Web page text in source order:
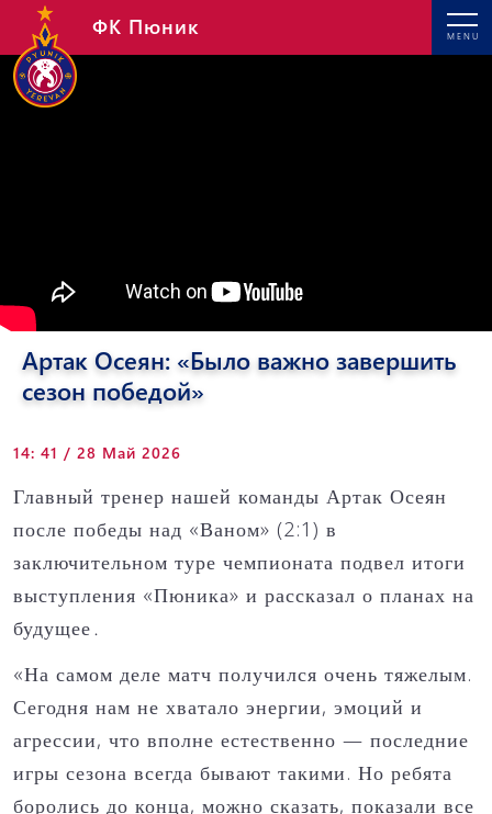
MENU
ФК Пюник
Артак Осеян: «Было важно завершить
сезон победой»
14: 41 / 28 Май 2026
Главный тренер нашей команды Артак Осеян
после победы над «Ваном» (2:1) в
заключительном туре чемпионата подвел итоги
выступления «Пюника» и рассказал о планах на
будущее․
«На самом деле матч получился очень тяжелым.
Сегодня нам не хватало энергии, эмоций и
агрессии, что вполне естественно — последние
игры сезона всегда бывают такими. Но ребята
боролись до конца, можно сказать, показали все